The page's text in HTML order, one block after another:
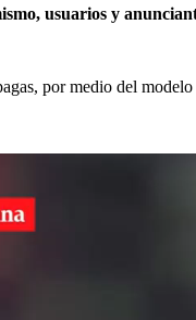
usuarios y
por medio del